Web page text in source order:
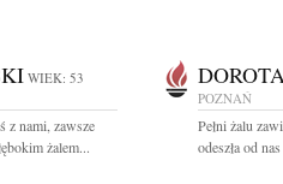
WIEK: 53
z nami, zawsze
żalem...
POZNAŃ
Pełni żalu
odeszła od